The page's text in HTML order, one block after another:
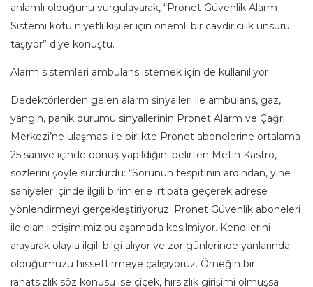
anlamlı olduğunu vurgulayarak, “Pronet Güvenlik Alarm
Sistemi kötü niyetli kişiler için önemli bir caydırıcılık unsuru
taşıyor” diye konuştu.
Alarm sistemleri ambulans istemek için de kullanılıyor
Dedektörlerden gelen alarm sinyalleri ile ambulans, gaz,
yangın, panik durumu sinyallerinin Pronet Alarm ve Çağrı
Merkezi’ne ulaşması ile birlikte Pronet abonelerine ortalama
25 saniye içinde dönüş yapıldığını belirten Metin Kastro,
sözlerini şöyle sürdürdü: “Sorunun tespitinin ardından, yine
saniyeler içinde ilgili birimlerle irtibata geçerek adrese
yönlendirmeyi gerçekleştiriyoruz. Pronet Güvenlik aboneleri
ile olan iletişimimiz bu aşamada kesilmiyor. Kendilerini
arayarak olayla ilgili bilgi alıyor ve zor günlerinde yanlarında
olduğumuzu hissettirmeye çalışıyoruz. Örneğin bir
rahatsızlık söz konusu ise çiçek, hırsızlık girişimi olmuşsa